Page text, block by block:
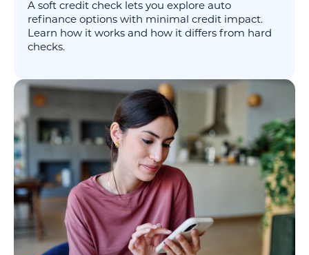
A soft credit check lets you explore auto
refinance options with minimal credit impact.
Learn how it works and how it differs from hard
checks.